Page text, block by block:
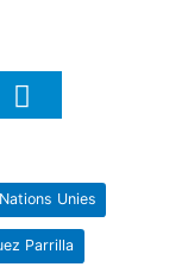
Unies
Parrilla